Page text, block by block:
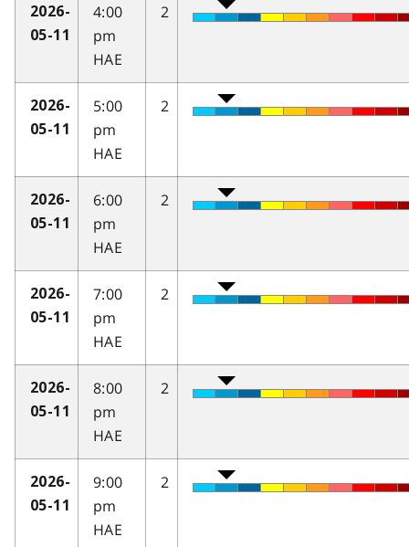
2026-
05-11
4:00
pm
HAE
2
2026-
05-11
5:00
pm
HAE
2
2026-
05-11
6:00
pm
HAE
2
2026-
05-11
7:00
pm
HAE
2
2026-
05-11
8:00
pm
HAE
2
2026-
05-11
9:00
pm
HAE
2